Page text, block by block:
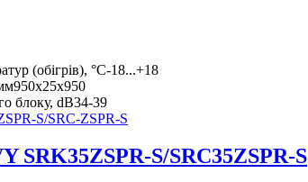
(обігрів), °С-18...+18
950x25x950
блоку, dB34-39
SRK35ZSPR-S/SRC35ZSPR-S